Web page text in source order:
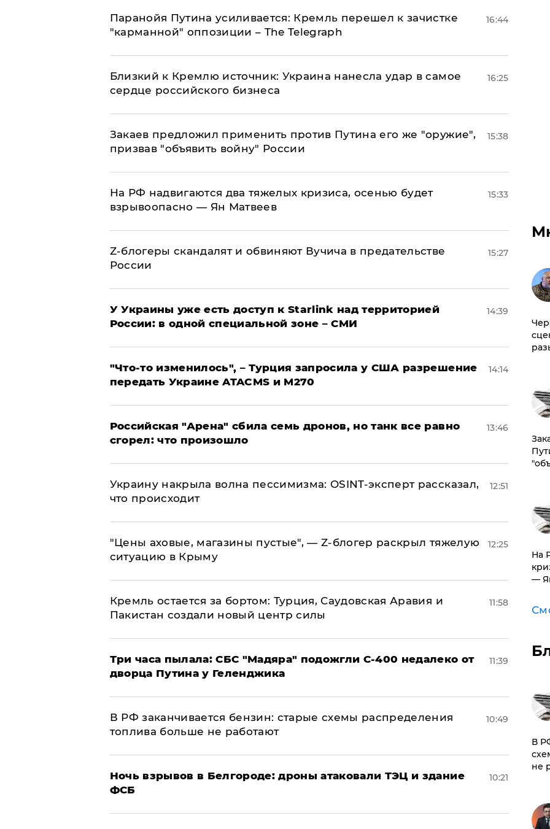
Паранойя Путина усиливается: Кремль перешел к зачистке
"карманной" оппозиции – The Telegraph
16:44
Близкий к Кремлю источник: Украина нанесла удар в самое
сердце российского бизнеса
16:25
Закаев предложил применить против Путина его же "оружие",
призвав "объявить войну" России
15:38
На РФ надвигаются два тяжелых кризиса, осенью будет
взрывоопасно — Ян Матвеев
15:33
Z-блогеры скандалят и обвиняют Вучича в предательстве
России
15:27
У Украины уже есть доступ к Starlink над территорией
России: в одной специальной зоне – СМИ
14:39
​"Что-то изменилось", – Турция запросила у США разрешение
передать Украине ATACMS и M270
14:14
​Российская "Арена" сбила семь дронов, но танк все равно
сгорел: что произошло
13:46
​Украину накрыла волна пессимизма: OSINT-эксперт рассказал,
что происходит
12:51
​"Цены аховые, магазины пустые", — Z-блогер раскрыл тяжелую
ситуацию в Крыму
12:25
​Кремль остается за бортом: Турция, Саудовская Аравия и
Пакистан создали новый центр силы
11:58
Три часа пылала: СБС "Мадяра" подожгли С-400 недалеко от
дворца Путина у Геленджика
11:39
​В РФ заканчивается бензин: старые схемы распределения
топлива больше не работают
10:49
​Ночь взрывов в Белгороде: дроны атаковали ТЭЦ и здание
ФСБ
10:21
На
—
​В
не